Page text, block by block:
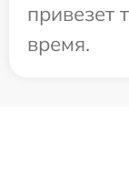
привезет
время.